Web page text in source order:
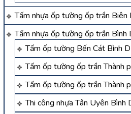
Tấm nhựa ốp tường ốp trần
Tấm nhựa ốp tường ốp trần Bình
Tấm ốp tường Bến Cát Bình
Tấm ốp tường ốp trần Thành
Tấm ốp tường ốp trần Thành
Thi công nhựa Tân Uyên Bình